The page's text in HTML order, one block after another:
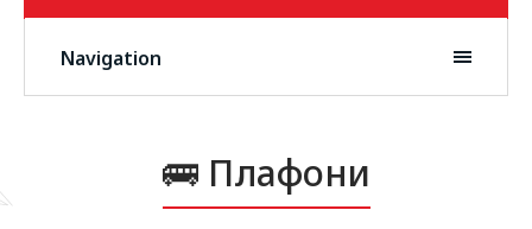
Navigation
🚌 Плафони